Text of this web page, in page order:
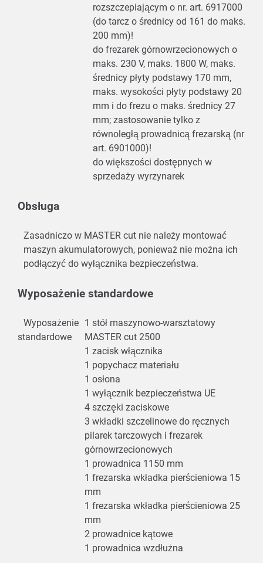
rozszczepiającym o nr. art. 6917000
(do tarcz o średnicy od 161 do maks.
200 mm)!
do frezarek górnowrzecionowych o
maks. 230 V, maks. 1800 W, maks.
średnicy płyty podstawy 170 mm,
maks. wysokości płyty podstawy 20
mm i do frezu o maks. średnicy 27
mm; zastosowanie tylko z
równoległą prowadnicą frezarską (nr
art. 6901000)!
do większości dostępnych w
sprzedaży wyrzynarek
Obsługa
Zasadniczo w MASTER cut nie należy montować
maszyn akumulatorowych, ponieważ nie można ich
podłączyć do wyłącznika bezpieczeństwa.
Wyposażenie standardowe
Wyposażenie
standardowe
1 stół maszynowo-warsztatowy
MASTER cut 2500
1 zacisk włącznika
1 popychacz materiału
1 osłona
1 wyłącznik bezpieczeństwa UE
4 szczęki zaciskowe
3 wkładki szczelinowe do ręcznych
pilarek tarczowych i frezarek
górnowrzecionowych
1 prowadnica 1150 mm
1 frezarska wkładka pierścieniowa 15
mm
1 frezarska wkładka pierścieniowa 25
mm
2 prowadnice kątowe
1 prowadnica wzdłużna